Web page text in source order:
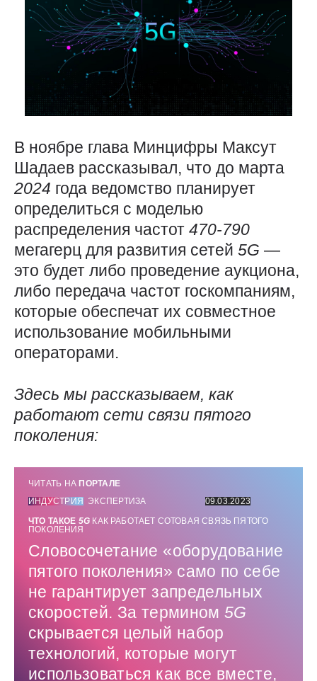
В ноябре глава Минцифры Максут
Шадаев рассказывал, что до марта
2024 года ведомство планирует
определиться с моделью
распределения частот 470-790
мегагерц для развития сетей 5G —
это будет либо проведение аукциона,
либо передача частот госкомпаниям,
которые обеспечат их совместное
использование мобильными
операторами.
Здесь мы рассказываем, как
работают сети связи пятого
поколения:
ЧИТАТЬ НА ПОРТАЛЕ
ИНДУСТРИЯ
ЭКСПЕРТИЗА
09.03.2023
ЧТО ТАКОЕ 5G КАК РАБОТАЕТ СОТОВАЯ СВЯЗЬ ПЯТОГО
ПОКОЛЕНИЯ
Словосочетание «оборудование
пятого поколения» само по себе
не гарантирует запредельных
скоростей. За термином 5G
скрывается целый набор
технологий, которые могут
использоваться как все вместе,